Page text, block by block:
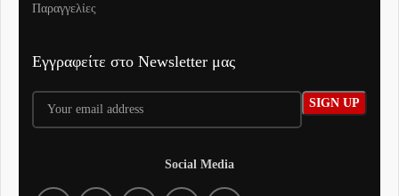
Παραγγελίες
Εγγραφείτε στο Newsletter μας
Social Media